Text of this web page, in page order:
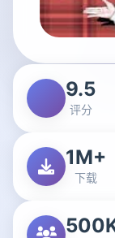
9.5
评分
1M+
下载